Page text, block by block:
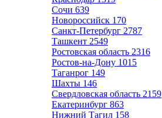
Сочи 639
Новороссийск 170
Санкт-Петербург 2787
Ташкент 2549
Ростовская область 2316
Ростов-на-Дону 1015
Таганрог 149
Шахты 146
Свердловская область 2159
Екатеринбург 863
Нижний Тагил 158